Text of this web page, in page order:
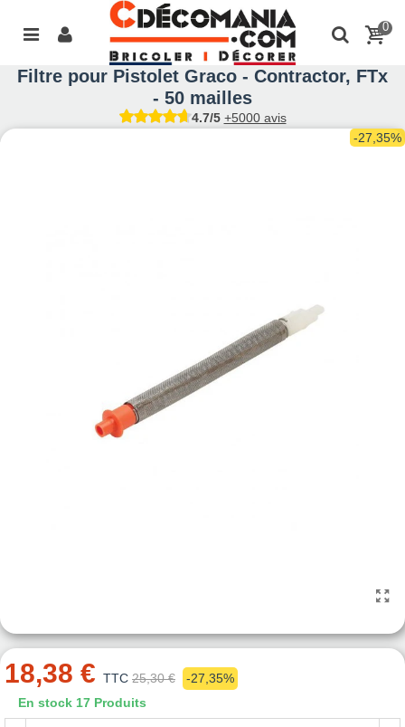
0
Filtre pour Pistolet Graco - Contractor, FTx
- 50 mailles
4.7/5 +5000 avis
-27,35%
18,38 € TTC 25,30 €
-27,35%
En stock 17 Produits